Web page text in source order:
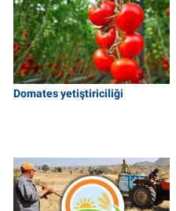
Domates yetiştiriciliği